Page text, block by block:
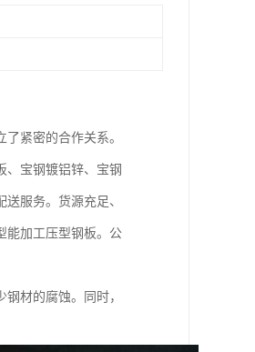
紧密的合作关系。
、宝钢镀铝锌、宝钢
服务。货源充足、
能加工压型钢板。公
材的腐蚀。同时，